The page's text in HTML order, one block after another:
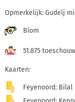
Opmerkelijk: Gudelj
Blom
51.875
Kaarten:
Feyenoord: Bilal